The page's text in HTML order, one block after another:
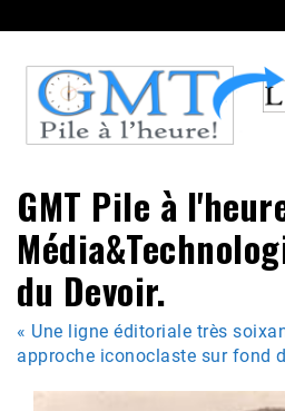
to
content
GMT Pile à
du Devoir.
« Une ligne éditoriale très
approche iconoclaste sur fond